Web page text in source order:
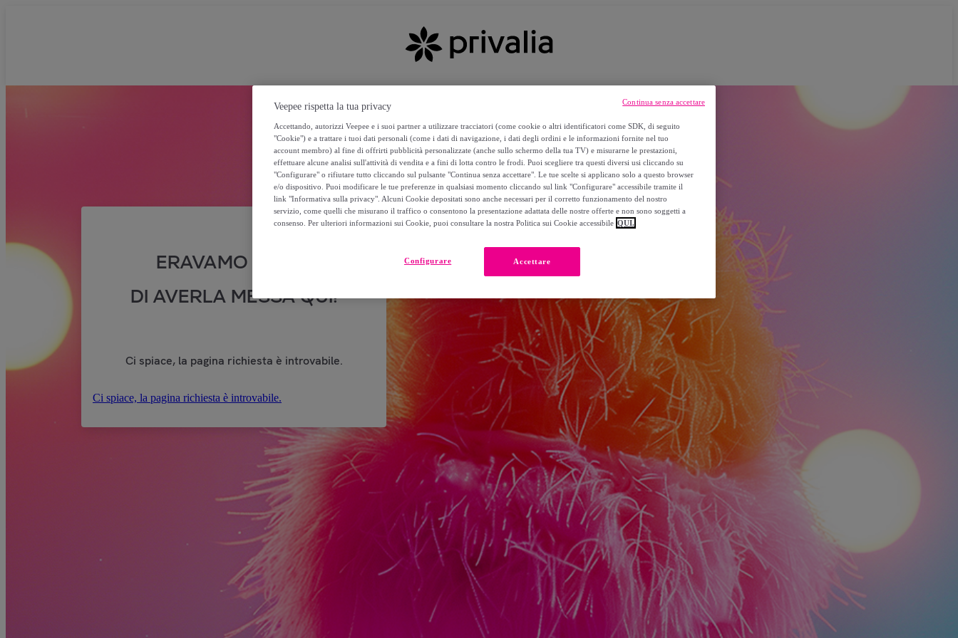
ERAVAMO SICURI
DI AVERLA MESSA QUI!
Ci spiace, la pagina richiesta è introvabile.
Ci spiace, la pagina richiesta è introvabile.
Veepee rispetta la tua privacy
Accettando, autorizzi Veepee e i suoi partner a utilizzare tracciatori (come cookie o altri identificatori come SDK, di seguito
"Cookie") e a trattare i tuoi dati personali (come i dati di navigazione, i dati degli ordini e le informazioni fornite nel tuo
account membro) al fine di offrirti pubblicità personalizzate (anche sullo schermo della tua TV) e misurarne le prestazioni,
effettuare alcune analisi sull'attività di vendita e a fini di lotta contro le frodi. Puoi scegliere tra questi diversi usi cliccando su
"Configurare" o rifiutare tutto cliccando sul pulsante "Continua senza accettare". Le tue scelte si applicano solo a questo browser
e/o dispositivo. Puoi modificare le tue preferenze in qualsiasi momento cliccando sul link "Configurare" accessibile tramite il
link "Informativa sulla privacy". Alcuni Cookie depositati sono anche necessari per il corretto funzionamento del nostro
servizio, come quelli che misurano il traffico o consentono la presentazione adattata delle nostre offerte e non sono soggetti a
consenso. Per ulteriori informazioni sui Cookie, puoi consultare la nostra Politica sui Cookie accessibile QUI.
Accettare
Configurare
Continua senza accettare